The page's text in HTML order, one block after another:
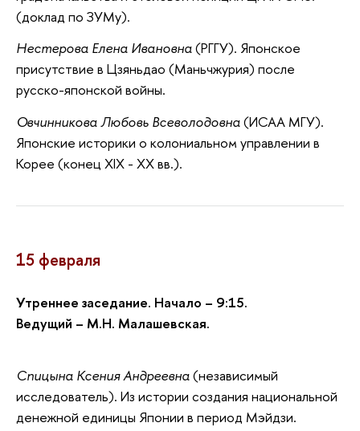
(доклад по ЗУМу).
Нестерова Елена Ивановна(РГГУ). Японское
присутствие в Цзяньдао (Маньчжурия) после
русско-японской войны.
Овчинникова Любовь Всеволодовна(ИСАА МГУ).
Японские историки о колониальном управлении в
Корее (конец ХIХ - ХХ вв.).
15 февраля
Утреннее заседание. Начало – 9:15.
Ведущий – М.Н. Малашевская.
Спицына Ксения Андреевна(независимый
исследователь). Из истории создания национальной
денежной единицы Японии в период Мэйдзи.